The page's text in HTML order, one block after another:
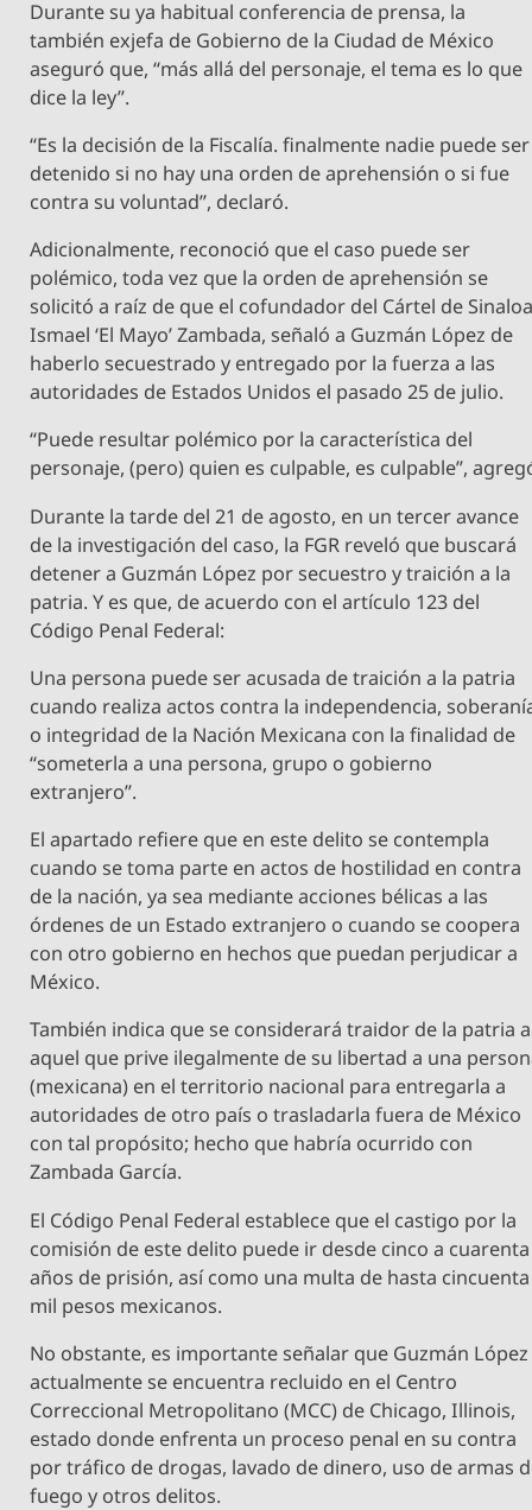
Durante su ya habitual conferencia de prensa, la
también exjefa de Gobierno de la Ciudad de México
aseguró que, “más allá del personaje, el tema es lo que
dice la ley”.
“Es la decisión de la Fiscalía. finalmente nadie puede ser
detenido si no hay una orden de aprehensión o si fue
contra su voluntad”, declaró.
Adicionalmente, reconoció que el caso puede ser
polémico, toda vez que la orden de aprehensión se
solicitó a raíz de que el cofundador del Cártel de
Ismael ‘El Mayo’ Zambada, señaló a Guzmán López de
haberlo secuestrado y entregado por la fuerza a las
autoridades de Estados Unidos el pasado 25 de julio.
“Puede resultar polémico por la característica del
personaje, (pero) quien es culpable, es culpable”,
Durante la tarde del 21 de agosto, en un tercer avance
de la investigación del caso, la FGR reveló que buscará
detener a Guzmán López por secuestro y traición a la
patria. Y es que, de acuerdo con el artículo 123 del
Código Penal Federal:
Una persona puede ser acusada de traición a la patria
cuando realiza actos contra la independencia,
o integridad de la Nación Mexicana con la finalidad de
“someterla a una persona, grupo o gobierno
extranjero”.
El apartado refiere que en este delito se contempla
cuando se toma parte en actos de hostilidad en contra
de la nación, ya sea mediante acciones bélicas a las
órdenes de un Estado extranjero o cuando se coopera
con otro gobierno en hechos que puedan perjudicar a
México.
También indica que se considerará traidor de la patria a
aquel que prive ilegalmente de su libertad a una
(mexicana) en el territorio nacional para entregarla a
autoridades de otro país o trasladarla fuera de México
con tal propósito; hecho que habría ocurrido con
Zambada García.
El Código Penal Federal establece que el castigo por la
comisión de este delito puede ir desde cinco a cuarenta
años de prisión, así como una multa de hasta cincuenta
mil pesos mexicanos.
No obstante, es importante señalar que Guzmán López
actualmente se encuentra recluido en el Centro
Correccional Metropolitano (MCC) de Chicago, Illinois,
estado donde enfrenta un proceso penal en su contra
por tráfico de drogas, lavado de dinero, uso de armas
fuego y otros delitos.